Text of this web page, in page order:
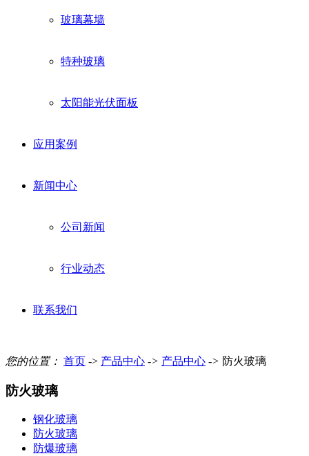
玻璃幕墙
特种玻璃
太阳能光伏面板
应用案例
新闻中心
公司新闻
行业动态
联系我们
您的位置： 首页 -> 产品中心 -> 产品中心 -> 防火玻璃
防火玻璃
钢化玻璃
防火玻璃
防爆玻璃